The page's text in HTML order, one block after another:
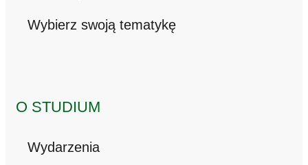
Wybierz swoją tematykę
O STUDIUM
Wydarzenia